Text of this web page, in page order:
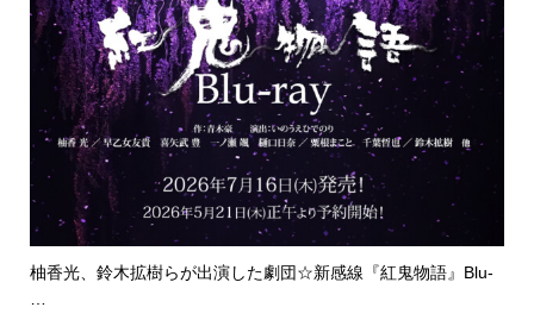
柚香光、鈴木拡樹らが出演した劇団☆新感線『紅鬼物語』Blu-